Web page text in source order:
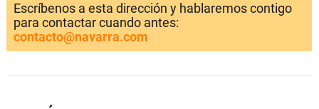
Escríbenos a esta dirección y hablaremos contigo
para contactar cuando antes:
contacto@navarra.com